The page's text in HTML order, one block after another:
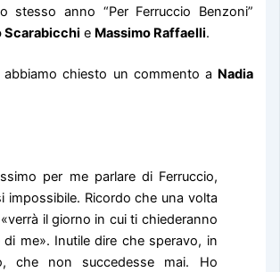
stesso anno “Per Ferruccio Benzoni”
Scarabicchi e Massimo Raffaelli.
abbiamo chiesto un commento a Nadia
per me parlare di Ferruccio,
impossibile. Ricordo che una volta
il giorno in cui ti chiederanno
di me». Inutile dire che speravo, in
che non succedesse mai. Ho